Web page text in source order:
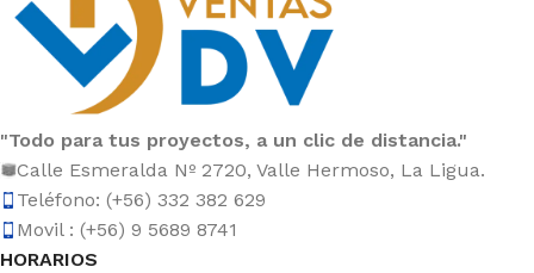
"Todo para tus proyectos, a un clic de distancia."
Calle Esmeralda Nº 2720, Valle Hermoso, La Ligua.
Teléfono: (+56) 332 382 629
Movil : (+56) 9 5689 8741
HORARIOS